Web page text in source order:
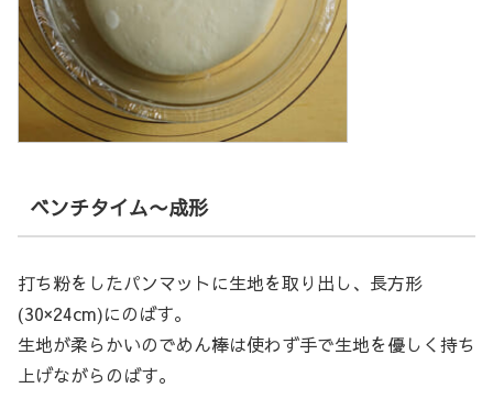
ベンチタイム〜成形
打ち粉をしたパンマットに生地を取り出し、長方形
(30×24cm)にのばす。
生地が柔らかいのでめん棒は使わず手で生地を優しく持ち
上げながらのばす。